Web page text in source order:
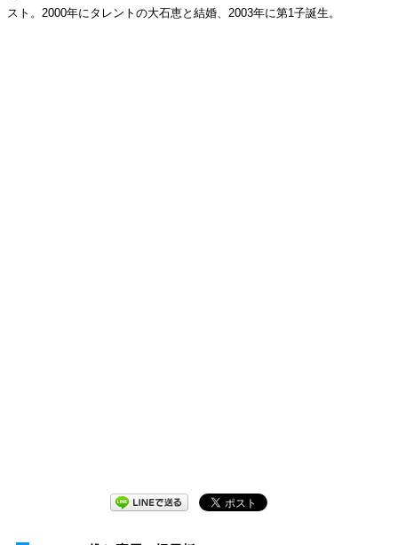
スト。2000年にタレントの大石恵と結婚、2003年に第1子誕生。